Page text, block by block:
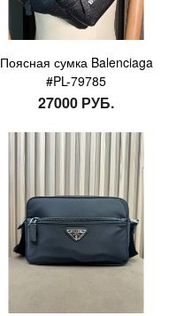
Поясная сумка Balenciaga
#PL-79785
27000 РУБ.